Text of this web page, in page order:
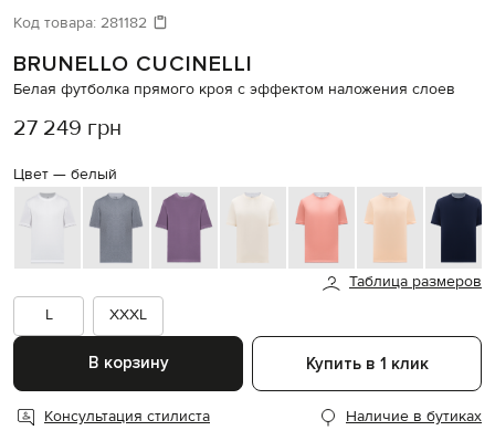
Давайте подберем что-то еще
Похожие товары
Код товара: 281182
BRUNELLO CUCINELLI
Белая футболка прямого кроя с эффектом наложения слоев
27 249 грн
Цвет — белый
Таблица размеров
L
XXXL
В корзину Купить в 1 клик
Консультация стилиста Наличие в бутиках